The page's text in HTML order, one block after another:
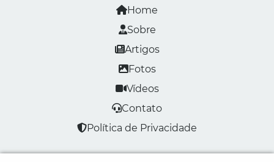
Home
Sobre
Artigos
Fotos
Vídeos
Contato
Política de Privacidade